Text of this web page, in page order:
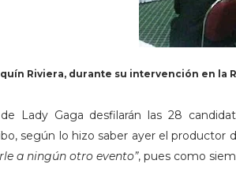
Riviera, durante su intervención en la
Lady Gaga desfilarán las 28
según lo hizo saber ayer el productor
a ningún otro evento”, pues como